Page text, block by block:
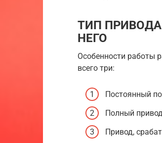
ТИП
НЕГО
Особенности работы
всего три:
Постоянный
Полный
Привод,